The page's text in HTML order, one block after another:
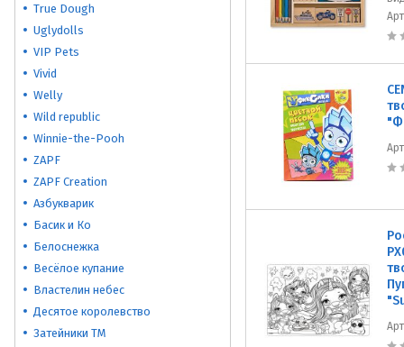
True Dough
Uglydolls
VIP Pets
Vivid
Welly
Wild republic
Winnie-the-Pooh
ZAPF
ZAPF Creation
Азбукварик
Басик и Ко
Белоснежка
Весёлое купание
Властелин небес
Десятое королевство
Затейники ТМ